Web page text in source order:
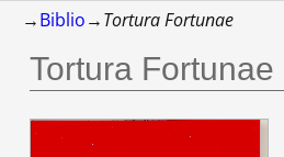
→Biblio→Tortura Fortunae
Tortura Fortunae